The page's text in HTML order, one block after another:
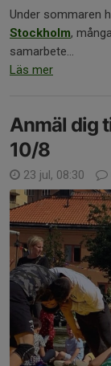
Under sommaren
Stockholm,
samarbete...
Läs mer
Anmäl dig
10/8
23 jul, 08:30